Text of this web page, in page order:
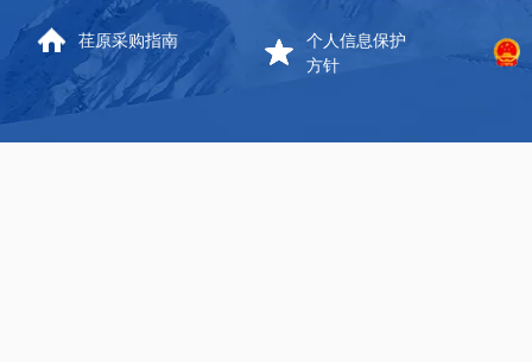
荏原采购指南
个人信息保护
方针